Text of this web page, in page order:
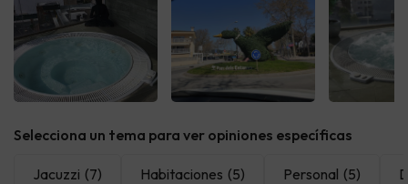
Selecciona un tema para ver opiniones específicas
Jacuzzi (7) Habitaciones (5) Personal (5)